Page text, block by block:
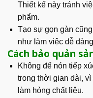
Thiết kế này tránh
phẩm.
Tạo sự gọn gàn
như làm việc dễ
Cách bảo quản
Không để nón tiếp
trong thời gian dài,
làm hỏng chất liệu.